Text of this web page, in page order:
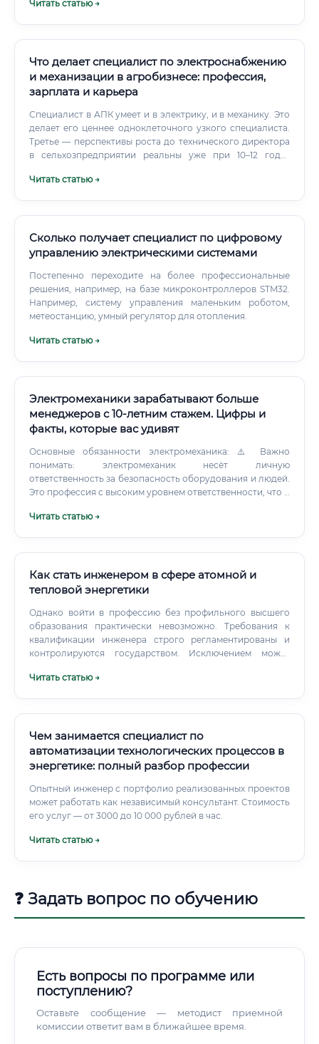
Читать статью →
Что делает специалист по электроснабжению
и механизации в агробизнесе: профессия,
зарплата и карьера
Специалист в АПК умеет и в электрику, и в механику. Это
делает его ценнее одноклеточного узкого специалиста.
Третье — перспективы роста до технического директора
в сельхозпредприятии реальны уже при 10–12 годах
Читать статью →
Сколько получает специалист по цифровому
управлению электрическими системами
Постепенно переходите на более профессиональные
решения, например, на базе микроконтроллеров STM32.
Например, систему управления маленьким роботом,
метеостанцию, умный регулятор для отопления.
Читать статью →
Электромеханики зарабатывают больше
менеджеров с 10-летним стажем. Цифры и
факты, которые вас удивят
Основные обязанности электромеханика: ⚠️ Важно
понимать: электромеханик несёт личную
ответственность за безопасность оборудования и людей.
Это профессия с высоким уровнем ответственности, что и
Читать статью →
Как стать инженером в сфере атомной и
тепловой энергетики
Однако войти в профессию без профильного высшего
образования практически невозможно. Требования к
квалификации инженера строго регламентированы и
контролируются государством. Исключением может
станции (например, оператор, слесарь по ремонту
Читать статью →
Чем занимается специалист по
автоматизации технологических процессов в
энергетике: полный разбор профессии
Опытный инженер с портфолио реализованных проектов
может работать как независимый консультант. Стоимость
его услуг — от 3000 до 10 000 рублей в час.
Читать статью →
❓ Задать вопрос по обучению
Есть вопросы по программе или
поступлению?
Оставьте сообщение — методист приемной
комиссии ответит вам в ближайшее время.